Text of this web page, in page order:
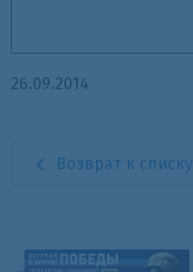
26.09.2014
Возврат к списку